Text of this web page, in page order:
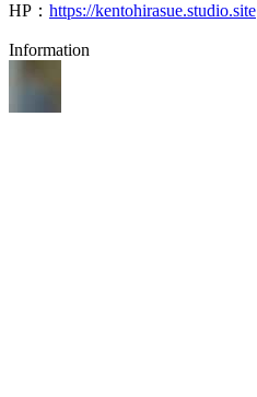
HP： https://kentohirasue.studio.site
Information